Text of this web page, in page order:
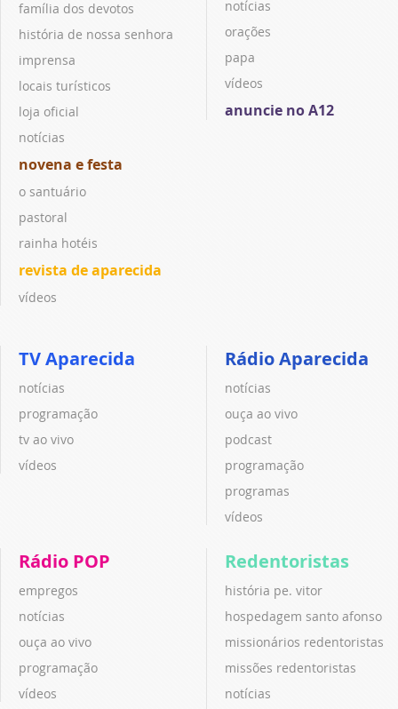
família dos devotos
história de nossa senhora
imprensa
locais turísticos
loja oficial
notícias
novena e festa
o santuário
pastoral
rainha hotéis
revista de aparecida
vídeos
notícias
orações
papa
vídeos
anuncie no A12
TV Aparecida
notícias
programação
tv ao vivo
vídeos
Rádio Aparecida
notícias
ouça ao vivo
podcast
programação
programas
vídeos
Rádio POP
empregos
notícias
ouça ao vivo
programação
vídeos
Redentoristas
história pe. vitor
hospedagem santo afonso
missionários redentoristas
missões redentoristas
notícias